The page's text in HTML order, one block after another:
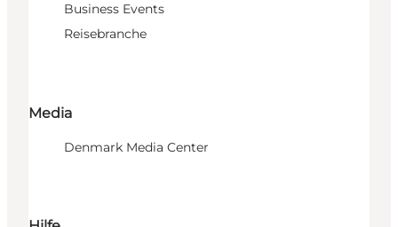
Business Events
Reisebranche
Media
Denmark Media Center